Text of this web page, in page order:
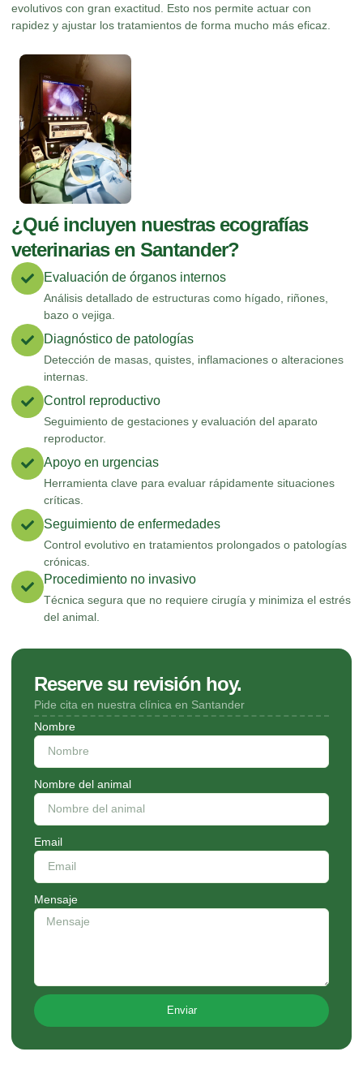
evolutivos con gran exactitud. Esto nos permite actuar con
rapidez y ajustar los tratamientos de forma mucho más eficaz.
¿Qué incluyen nuestras ecografías
veterinarias en Santander?
Evaluación de órganos internos
Análisis detallado de estructuras como hígado, riñones,
bazo o vejiga.
Diagnóstico de patologías
Detección de masas, quistes, inflamaciones o alteraciones
internas.
Control reproductivo
Seguimiento de gestaciones y evaluación del aparato
reproductor.
Apoyo en urgencias
Herramienta clave para evaluar rápidamente situaciones
críticas.
Seguimiento de enfermedades
Control evolutivo en tratamientos prolongados o patologías
crónicas.
Procedimiento no invasivo
Técnica segura que no requiere cirugía y minimiza el estrés
del animal.
Reserve su revisión hoy.
Pide cita en nuestra clínica en Santander
Nombre
Nombre del animal
Email
Mensaje
Enviar